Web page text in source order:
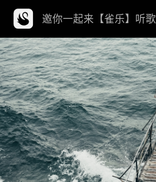
邀你一起来【雀乐】听歌